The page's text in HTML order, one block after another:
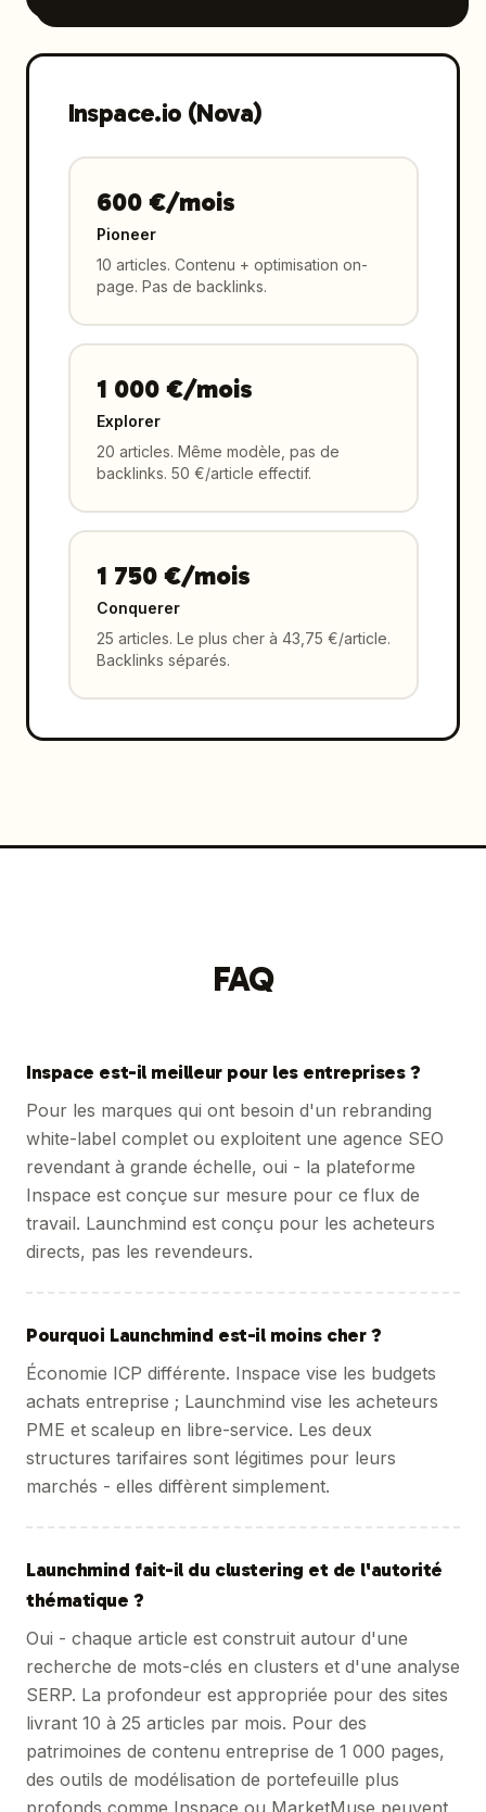
Inspace.io (Nova)
600 €/mois
Pioneer
10 articles. Contenu + optimisation on-
page. Pas de backlinks.
1 000 €/mois
Explorer
20 articles. Même modèle, pas de
backlinks. 50 €/article effectif.
1 750 €/mois
Conquerer
25 articles. Le plus cher à 43,75 €/article.
Backlinks séparés.
FAQ
Inspace est-il meilleur pour les entreprises ?
Pour les marques qui ont besoin d'un rebranding
white-label complet ou exploitent une agence SEO
revendant à grande échelle, oui - la plateforme
Inspace est conçue sur mesure pour ce flux de
travail. Launchmind est conçu pour les acheteurs
directs, pas les revendeurs.
Pourquoi Launchmind est-il moins cher ?
Économie ICP différente. Inspace vise les budgets
achats entreprise ; Launchmind vise les acheteurs
PME et scaleup en libre-service. Les deux
structures tarifaires sont légitimes pour leurs
marchés - elles diffèrent simplement.
Launchmind fait-il du clustering et de l'autorité
thématique ?
Oui - chaque article est construit autour d'une
recherche de mots-clés en clusters et d'une analyse
SERP. La profondeur est appropriée pour des sites
livrant 10 à 25 articles par mois. Pour des
patrimoines de contenu entreprise de 1 000 pages,
des outils de modélisation de portefeuille plus
profonds comme Inspace ou MarketMuse peuvent